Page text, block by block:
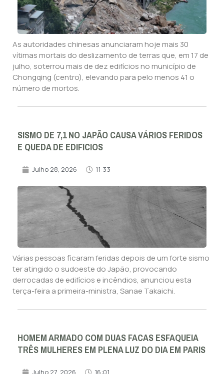
As autoridades chinesas anunciaram hoje mais 30
vítimas mortais do deslizamento de terras que, em 17 de
julho, soterrou mais de dez edifícios no município de
Chongqing (centro), elevando para pelo menos 41 o
número de mortos.
SISMO DE 7,1 NO JAPÃO CAUSA VÁRIOS FERIDOS
E QUEDA DE EDIFICIOS
Julho 28, 2026 11:33
Várias pessoas ficaram feridas depois de um forte sismo
ter atingido o sudoeste do Japão, provocando
derrocadas de edifícios e incêndios, anunciou esta
terça-feira a primeira-ministra, Sanae Takaichi.
HOMEM ARMADO COM DUAS FACAS ESFAQUEIA
TRÊS MULHERES EM PLENA LUZ DO DIA EM PARIS
Julho 27, 2026 16:01